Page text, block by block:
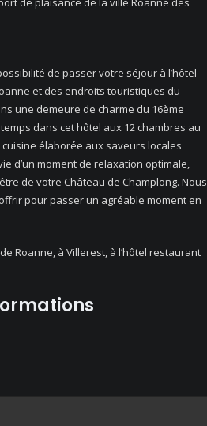
de passer votre séjour à l’hôtel
et des endroits touristiques du
une demeure de charme du 16ème
dans cet hôtel aux 12 chambres au
élaborée aux saveurs locales
d’un moment de relaxation optimale,
de votre Château de Champlong. Nous
pour passer un agréable moment en
Roanne, à Villerest, à l’hôtel restaurant